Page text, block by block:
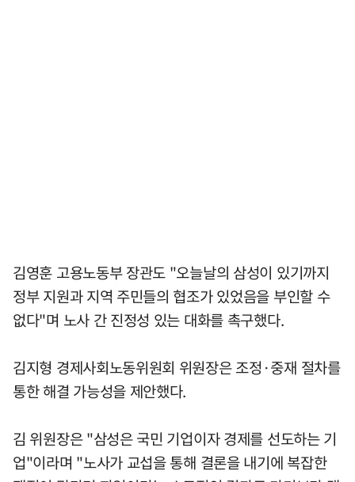
김영훈 고용노동부 장관도 "오늘날의 삼성이 있기까지
정부 지원과 지역 주민들의 협조가 있었음을 부인할 수
없다"며 노사 간 진정성 있는 대화를 촉구했다.
김지형 경제사회노동위원회 위원장은 조정·중재 절차를
통한 해결 가능성을 제안했다.
김 위원장은 "삼성은 국민 기업이자 경제를 선도하는 기
업"이라며 "노사가 교섭을 통해 결론을 내기에 복잡한